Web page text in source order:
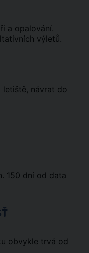
a opalování.
výletů.
letiště, návrat do
150 dní od data
obvykle trvá od